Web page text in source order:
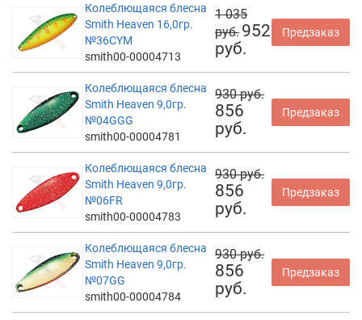
Колеблющаяся блесна
Smith Heaven 16,0гр.
№36CYM
smith00-00004713
1 035
руб. 952
руб.
Предзаказ
Колеблющаяся блесна
Smith Heaven 9,0гр.
№04GGG
smith00-00004781
930 руб.
856
руб.
Предзаказ
Колеблющаяся блесна
Smith Heaven 9,0гр.
№06FR
smith00-00004783
930 руб.
856
руб.
Предзаказ
Колеблющаяся блесна
Smith Heaven 9,0гр.
№07GG
smith00-00004784
930 руб.
856
руб.
Предзаказ